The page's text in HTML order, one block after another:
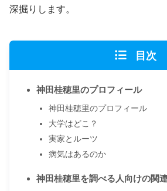
深掘りします。
目次
神田桂穂里のプロフィール
神田桂穂里のプロフィール
大学はどこ？
実家とルーツ
病気はあるのか
神田桂穂里を調べる人向けの関